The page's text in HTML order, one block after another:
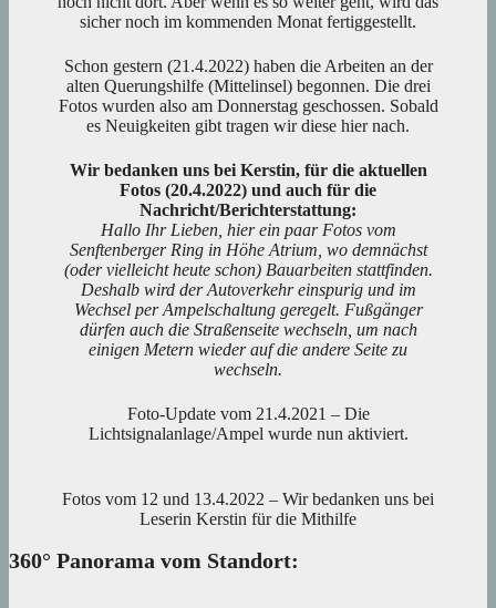
sicher noch im kommenden Monat fertiggestellt.
Schon gestern (21.4.2022) haben die Arbeiten an der
alten Querungshilfe (Mittelinsel) begonnen. Die drei
Fotos wurden also am Donnerstag geschossen. Sobald
es Neuigkeiten gibt tragen wir diese hier nach.
Wir bedanken uns bei Kerstin, für die aktuellen
Fotos (20.4.2022) und auch für die
Nachricht/Berichterstattung:
Hallo Ihr Lieben, hier ein paar Fotos vom
Senftenberger Ring in Höhe Atrium, wo demnächst
(oder vielleicht heute schon) Bauarbeiten stattfinden.
Deshalb wird der Autoverkehr einspurig und im
Wechsel per Ampelschaltung geregelt. Fußgänger
dürfen auch die Straßenseite wechseln, um nach
einigen Metern wieder auf die andere Seite zu
wechseln.
Foto-Update vom 21.4.2021 – Die
Lichtsignalanlage/Ampel wurde nun aktiviert.
Fotos vom 12 und 13.4.2022 – Wir bedanken uns bei
Leserin Kerstin für die Mithilfe
360° Panorama vom Standort: